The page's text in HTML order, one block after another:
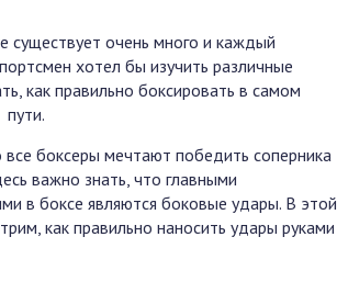
существует очень много и каждый
хотел бы изучить различные
как правильно боксировать в самом
пути.
все боксеры мечтают победить соперника
важно знать, что главными
в боксе являются боковые удары. В этой
как правильно наносить удары руками